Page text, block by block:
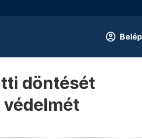
döntését